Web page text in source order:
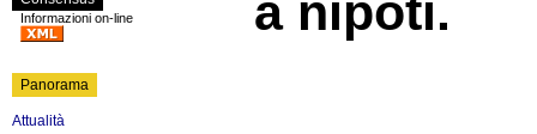
Informazioni on-line
Panorama
Attualità
a nipoti.